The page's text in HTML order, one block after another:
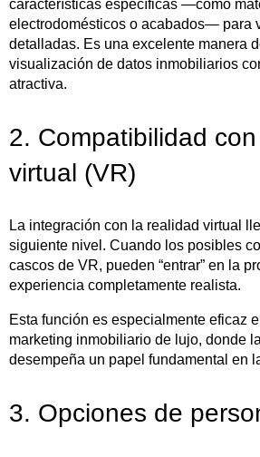
características específicas —como
electrodomésticos o acabados— para
detalladas. Es una excelente manera
visualización de datos inmobiliarios
atractiva.
2. Compatibilidad
virtual (VR)
La integración con la realidad virtual
siguiente nivel. Cuando los posibles
cascos de VR, pueden “entrar” en la
experiencia completamente realista.
Esta función es especialmente eficaz
marketing inmobiliario de lujo, donde
desempeña un papel fundamental en
3. Opciones de